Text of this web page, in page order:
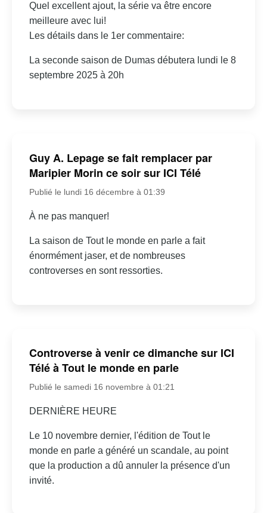
Quel excellent ajout, la série va être encore
meilleure avec lui!
Les détails dans le 1er commentaire:
La seconde saison de Dumas débutera lundi le 8
septembre 2025 à 20h
Guy A. Lepage se fait remplacer par
Maripier Morin ce soir sur ICI Télé
Publié le lundi 16 décembre à 01:39
À ne pas manquer!
La saison de Tout le monde en parle a fait
énormément jaser, et de nombreuses
controverses en sont ressorties.
Controverse à venir ce dimanche sur ICI
Télé à Tout le monde en parle
Publié le samedi 16 novembre à 01:21
DERNIÈRE HEURE
Le 10 novembre dernier, l'édition de Tout le
monde en parle a généré un scandale, au point
que la production a dû annuler la présence d'un
invité.